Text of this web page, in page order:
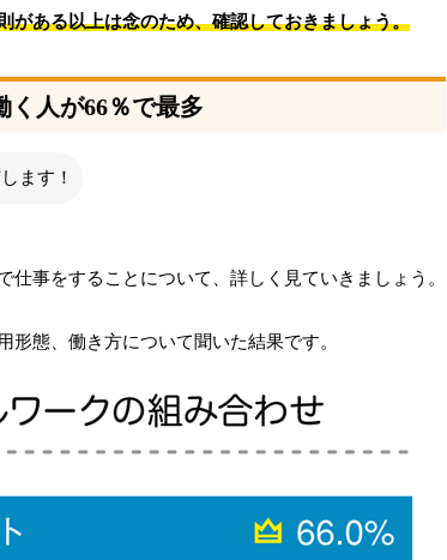
がある以上は念のため、確認しておきましょう。
く人が66％で最多
ます！
事をすることについて、詳しく見ていきましょう。
態、働き方について聞いた結果です。